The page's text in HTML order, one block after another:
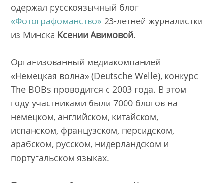
одержал русскоязычный блог
«Фотографоманство» 23-летней журналистки
из Минска Ксении Авимовой.
Организованный медиакомпанией
«Немецкая волна» (Deutsche Welle), конкурс
The BOBs проводится с 2003 года. В этом
году участниками были 7000 блогов на
немецком, английском, китайском,
испанском, французском, персидском,
арабском, русском, нидерландском и
португальском языках.